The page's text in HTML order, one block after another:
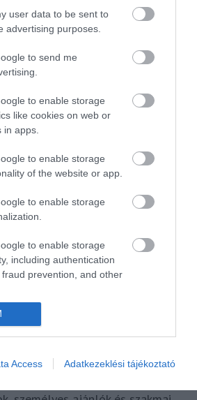
user data to be sent to
advertising purposes.
to send me
to enable storage
like cookies on web or
in apps.
to enable storage
of the website or app.
to enable storage
to enable storage
including authentication
prevention, and other
Access Adatkezeklési tájékoztató
MISKOLC MISKOLCTAPOLCA MTÜ
STRAND
VÉLEMÉNY WELLNESS
MR SPABOOK
A Szerzőről
utazó blogger, vendégélmény
hogy a kategória teremtő
belül hiteles információ
szolgáljak a turizmus szakma
nagyközönség számára is.